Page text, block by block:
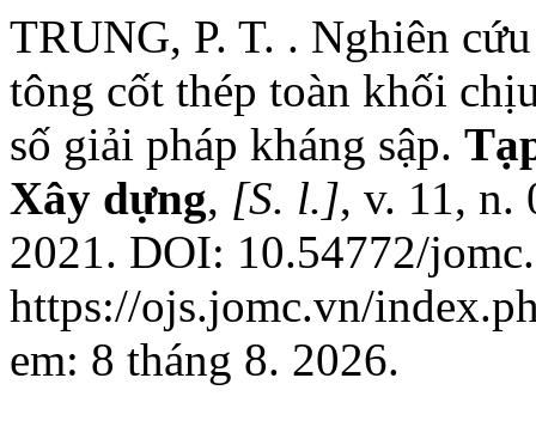
TRUNG, P. T. . Nghiên
tông cốt thép toàn khối
số giải pháp kháng sập.
Xây dựng, [S. l.], v. 11, n.
2021. DOI: 10.54772/
https://ojs.jomc.vn/
em: 8 tháng 8. 2026.